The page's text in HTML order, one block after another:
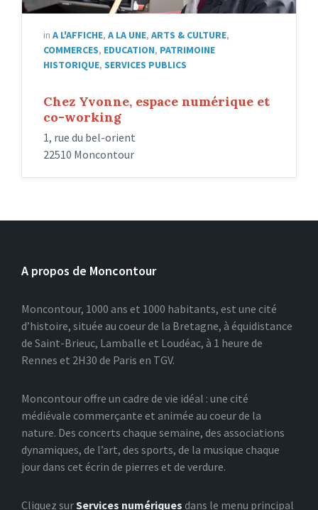
in A L'AFFICHE, A LA UNE, ARTS & CULTURE,
COMMERCES, EDUCATION, PATRIMOINE
HISTORIQUE, SERVICES PUBLICS
Chez Yvonne, espace numérique et
co-working
1, rue du bel-orient
22510 Moncontour
A propos de Moncontour
Moncontour, 1000 ans et 1000 habitants, est une cité
d’histoire, située au coeur de la Bretagne, à équidistance
de Saint-Brieuc, Lamballe et Loudéac, à 1 heure de
Rennes et 2H30 de Paris en TGV.
Moncontour offre un cadre de vie idéal : une cité
médiévale commerçante et animée au coeur de la
nature. Des concerts chaque semaine, des associations
dynamiques, de l’art, des sports, de la musique chaque
jour dans cet écrin de pierres et de verdure.
Cliquez surServices numériques dans le menu principal